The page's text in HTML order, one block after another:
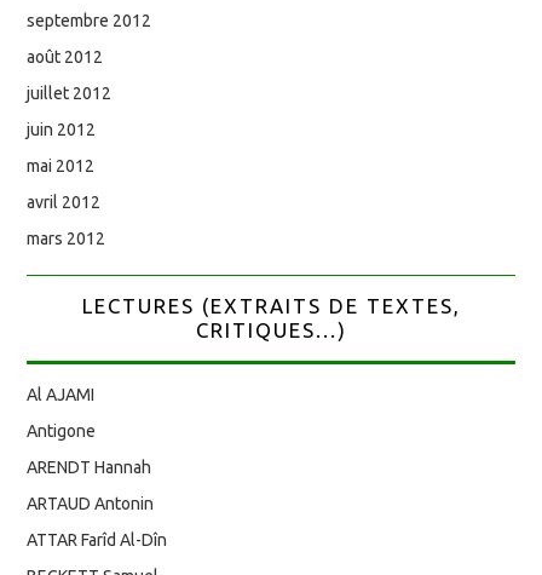
septembre 2012
août 2012
juillet 2012
juin 2012
mai 2012
avril 2012
mars 2012
LECTURES (EXTRAITS DE TEXTES,
CRITIQUES...)
Al AJAMI
Antigone
ARENDT Hannah
ARTAUD Antonin
ATTAR Farîd Al-Dîn